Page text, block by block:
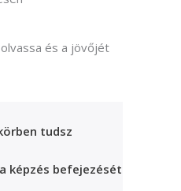
és a jövőjét
tudsz
képzés befejezését